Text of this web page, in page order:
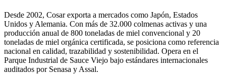
Desde 2002, Cosar exporta a mercados como Japón, Estados
Unidos y Alemania. Con más de 32.000 colmenas activas y una
producción anual de 800 toneladas de miel convencional y 20
toneladas de miel orgánica certificada, se posiciona como referencia
nacional en calidad, trazabilidad y sostenibilidad. Opera en el
Parque Industrial de Sauce Viejo bajo estándares internacionales
auditados por Senasa y Assal.